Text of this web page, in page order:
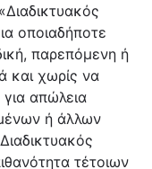
οποιαδήποτε
παρεπόμενη ή
και χωρίς να
απώλεια
ή άλλων
τέτοιων